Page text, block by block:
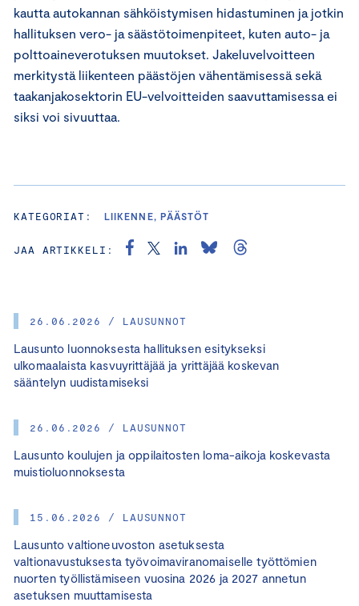
26.06.2026 / LAUSUNNOT
Lausunto luonnoksesta hallituksen esitykseksi
ulkomaalaista kasvuyrittäjää ja yrittäjää koskevan
sääntelyn uudistamiseksi
26.06.2026 / LAUSUNNOT
Lausunto koulujen ja oppilaitosten loma-aikoja koskevasta
muistioluonnoksesta
15.06.2026 / LAUSUNNOT
Lausunto valtioneuvoston asetuksesta
valtionavustuksesta työvoimaviranomaiselle työttömien
nuorten työllistämiseen vuosina 2026 ja 2027 annetun
asetuksen muuttamisesta
kautta autokannan sähköistymisen hidastuminen ja jotkin
hallituksen vero- ja säästötoimenpiteet, kuten auto- ja
polttoaineverotuksen muutokset. Jakeluvelvoitteen
merkitystä liikenteen päästöjen vähentämisessä sekä
taakanjakosektorin EU-velvoitteiden saavuttamisessa ei
siksi voi sivuuttaa.
KATEGORIAT: LIIKENNE, PÄÄSTÖT
JAA ARTIKKELI: